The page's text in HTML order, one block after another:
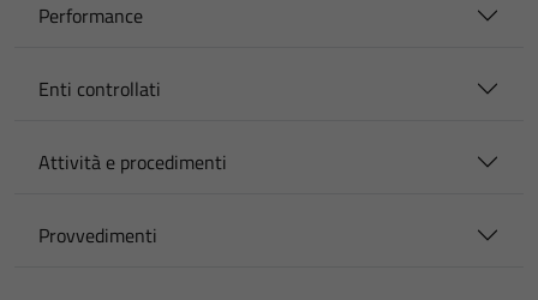
Performance
Enti controllati
Attività e procedimenti
Provvedimenti